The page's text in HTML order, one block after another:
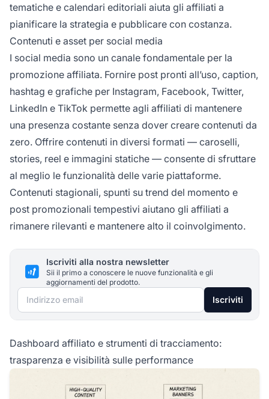
tematiche e calendari editoriali aiuta gli affiliati a
pianificare la strategia e pubblicare con costanza.
Contenuti e asset per social media
I social media sono un canale fondamentale per la
promozione affiliata. Fornire post pronti all’uso, caption,
hashtag e grafiche per Instagram, Facebook, Twitter,
LinkedIn e TikTok permette agli affiliati di mantenere
una presenza costante senza dover creare contenuti da
zero. Offrire contenuti in diversi formati — caroselli,
stories, reel e immagini statiche — consente di sfruttare
al meglio le funzionalità delle varie piattaforme.
Contenuti stagionali, spunti su trend del momento e
post promozionali tempestivi aiutano gli affiliati a
rimanere rilevanti e mantenere alto il coinvolgimento.
Iscriviti alla nostra newsletter
Sii il primo a conoscere le nuove funzionalità e gli
aggiornamenti del prodotto.
Indirizzo email Iscriviti
Dashboard affiliato e strumenti di tracciamento:
trasparenza e visibilità sulle performance